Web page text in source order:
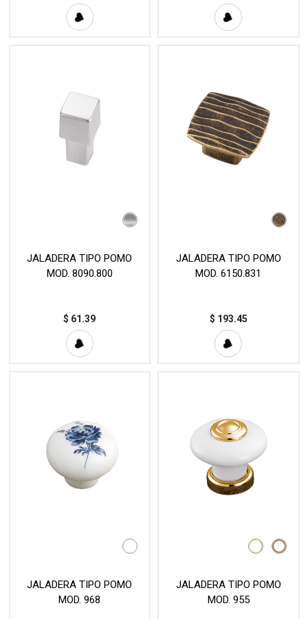
JALADERA TIPO POMO
MOD. 8090.800
$ 61.39
JALADERA TIPO POMO
MOD. 6150.831
$ 193.45
JALADERA TIPO POMO
MOD. 968
JALADERA TIPO POMO
MOD. 955